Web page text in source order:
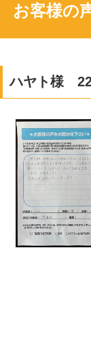
お客様の
ハヤト様